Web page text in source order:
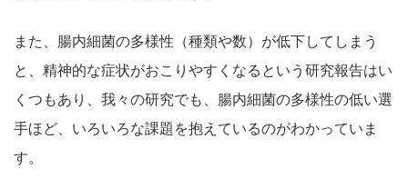
また、腸内細菌の多様性（種類や数）が低下してしまう
と、精神的な症状がおこりやすくなるという研究報告はい
くつもあり、我々の研究でも、腸内細菌の多様性の低い選
手ほど、いろいろな課題を抱えているのがわかっていま
す。